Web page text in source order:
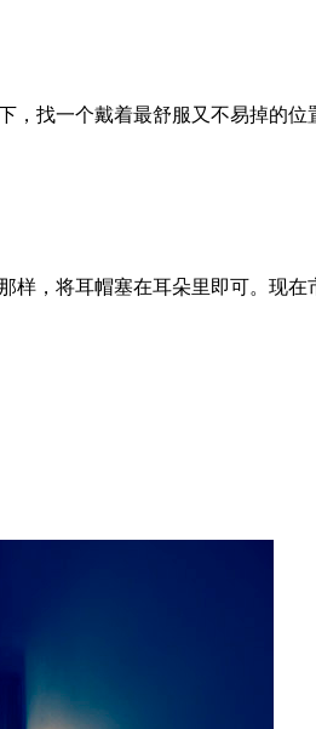
找一个戴着最舒服又不易掉的位
将耳帽塞在耳朵里即可。现在